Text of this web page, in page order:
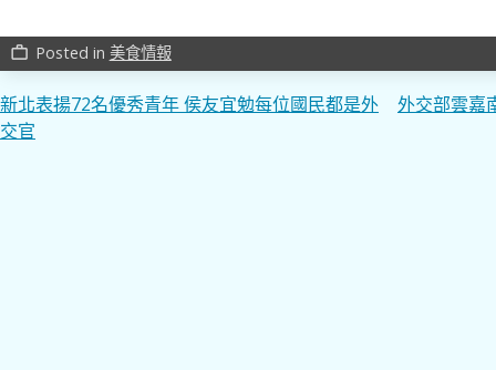
work_outline Posted in 美食情報
文
章
新北表揚72名優秀青年 侯友宜勉每位國民都是外
交官
外交部雲嘉